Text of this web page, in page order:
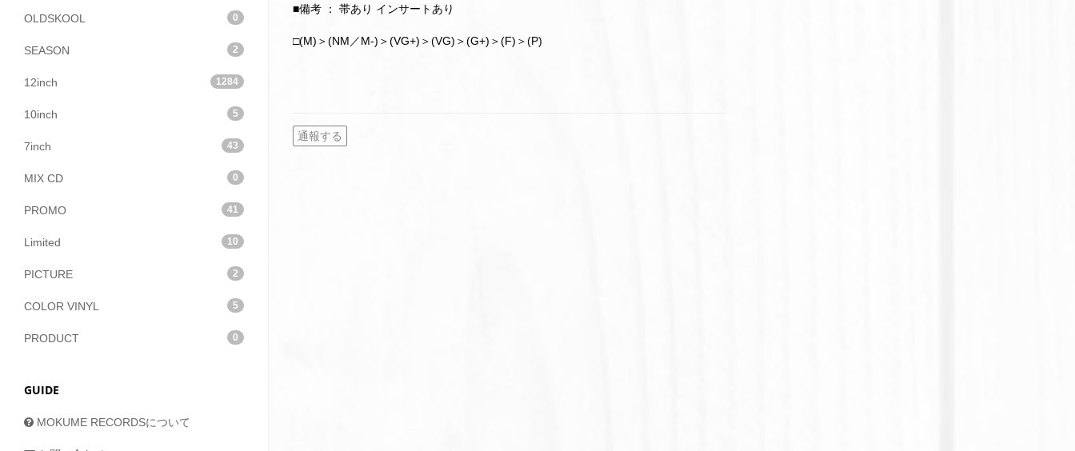
OLDSKOOL 0
SEASON 2
12inch 1284
10inch 5
7inch 43
MIX CD 0
PROMO 41
Limited 10
PICTURE 2
COLOR VINYL 5
PRODUCT 0
GUIDE
MOKUME RECORDSについて
■備考 ： 帯あり インサートあり
□(M)＞(NM／M-)＞(VG+)＞(VG)＞(G+)＞(F)＞(P)
通報する